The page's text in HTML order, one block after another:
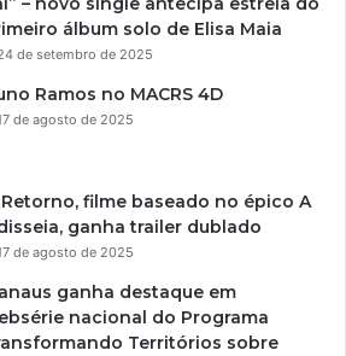
álbum solo de Elisa Maia
de setembro de 2025
Ramos no MACRS 4D
de agosto de 2025
Retorno, filme baseado no épico A
ganha trailer dublado
de agosto de 2025
ganha destaque em
nacional do Programa
Territórios sobre